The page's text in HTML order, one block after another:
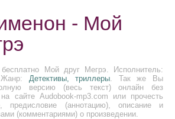
- Мой
Мой друг Мегрэ. Исполнитель:
Жанр: Детективы, триллеры. Так же Вы
версию (весь текст) онлайн без
сайте Audobook-mp3.com или прочесть
предисловие (аннотацию), описание и
(комментариями) о произведении.